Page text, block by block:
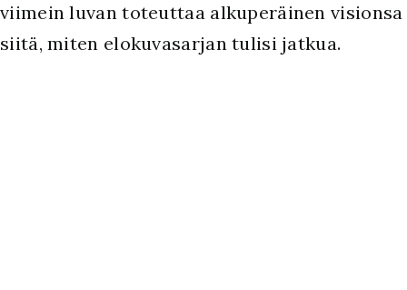
viimein luvan toteuttaa alkuperäinen visionsa
siitä, miten elokuvasarjan tulisi jatkua.